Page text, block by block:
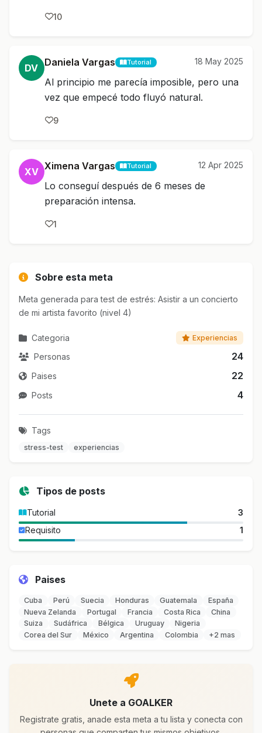
10
DV Daniela Vargas Tutorial 18 May 2025
Al principio me parecía imposible, pero una
vez que empecé todo fluyó natural.
9
XV Ximena Vargas Tutorial 12 Apr 2025
Lo conseguí después de 6 meses de
preparación intensa.
1
Sobre esta meta
Meta generada para test de estrés: Asistir a un concierto
de mi artista favorito (nivel 4)
Categoria Experiencias
Personas 24
Paises 22
Posts 4
Tags
stress-test experiencias
Tipos de posts
Tutorial
3
Requisito
1
Paises
Cuba Perú Suecia Honduras Guatemala
España
Nueva Zelanda
Portugal Francia Costa Rica
China
Suiza
Sudáfrica Bélgica Uruguay
Nigeria
Corea del Sur
México Argentina Colombia +2 mas
Unete a GOALKER
Registrate gratis, anade esta meta a tu lista y conecta con